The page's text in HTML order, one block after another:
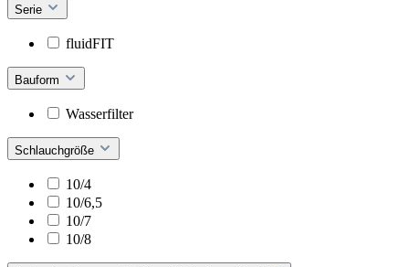
Serie
fluidFIT
Bauform
Wasserfilter
Schlauchgröße
10/4
10/6,5
10/7
10/8